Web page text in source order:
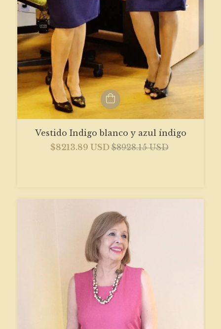
Vestido Indigo blanco y azul índigo
$8213.89 USD$8928.15 USD